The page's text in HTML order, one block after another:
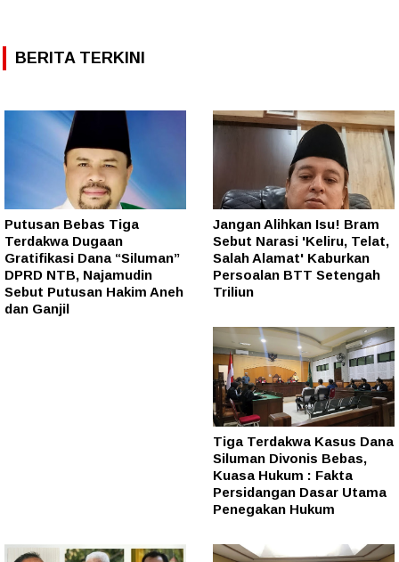
BERITA TERKINI
Putusan Bebas Tiga
Terdakwa Dugaan
Gratifikasi Dana “Siluman”
DPRD NTB, Najamudin
Sebut Putusan Hakim Aneh
dan Ganjil
Jangan Alihkan Isu! Bram
Sebut Narasi 'Keliru, Telat,
Salah Alamat' Kaburkan
Persoalan BTT Setengah
Triliun
Tiga Terdakwa Kasus Dana
Siluman Divonis Bebas,
Kuasa Hukum : Fakta
Persidangan Dasar Utama
Penegakan Hukum